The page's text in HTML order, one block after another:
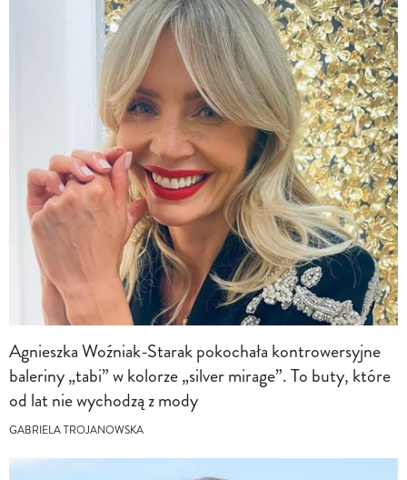
Agnieszka Woźniak-Starak pokochała kontrowersyjne
baleriny „tabi” w kolorze „silver mirage”. To buty, które
od lat nie wychodzą z mody
GABRIELA TROJANOWSKA